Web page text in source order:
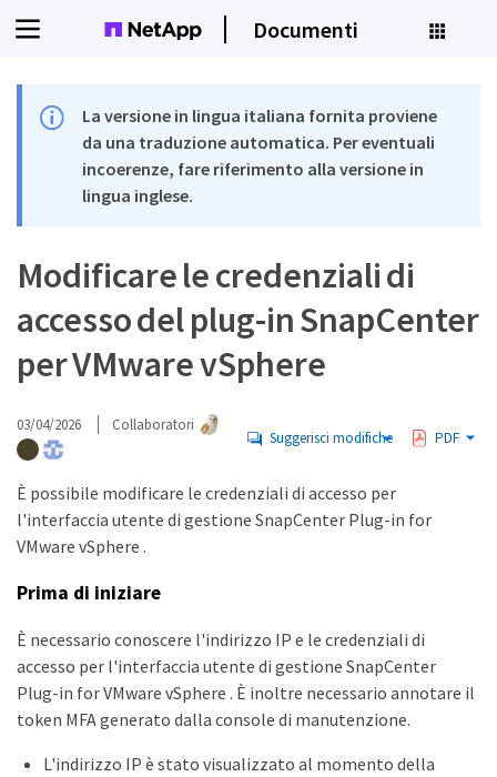
Documenti
La versione in lingua italiana fornita proviene
da una traduzione automatica. Per eventuali
incoerenze, fare riferimento alla versione in
lingua inglese.
Modificare le credenziali di
accesso del plug-in SnapCenter
per VMware vSphere
03/04/2026 Collaboratori
Suggerisci modifiche PDF
È possibile modificare le credenziali di accesso per
l'interfaccia utente di gestione SnapCenter Plug-in for
VMware vSphere .
Prima di iniziare
È necessario conoscere l'indirizzo IP e le credenziali di
accesso per l'interfaccia utente di gestione SnapCenter
Plug-in for VMware vSphere . È inoltre necessario annotare il
token MFA generato dalla console di manutenzione.
L'indirizzo IP è stato visualizzato al momento della